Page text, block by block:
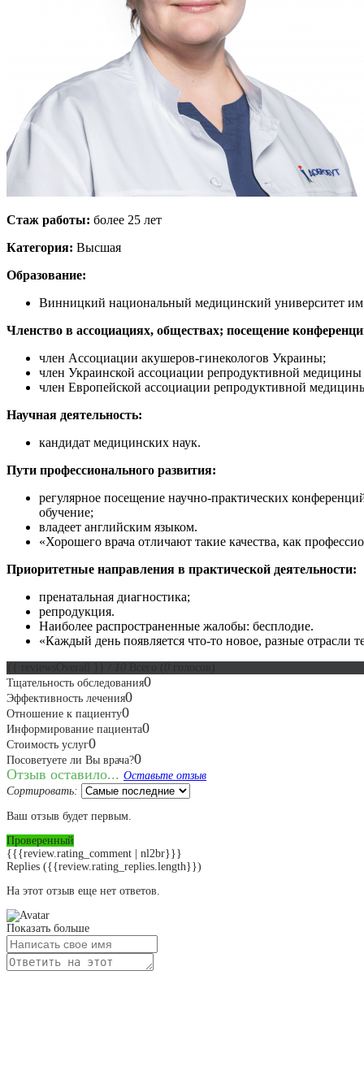
Стаж работы: более 25 лет
Категория: Высшая
Образование:
Винницкий национальный медицинский университет
Членство в ассоциациях, обществах; посещение
член Ассоциации акушеров-гинекологов Украины;
член Украинской ассоциации репродуктивной
член Европейской ассоциации репродуктивной
Научная деятельность:
кандидат медицинских наук.
Пути профессионального развития:
регулярное посещение научно-практических
обучение;
владеет английским языком.
«Хорошего врача отличают такие качества, как
Приоритетные направления в практической деятельности:
пренатальная диагностика;
репродукция.
Наиболее распространенные жалобы: бесплодие.
«Каждый день появляется что-то новое, разные
Тщательность обследования0
Эффективность лечения0
Отношение к пациенту0
Информирование пациента0
Стоимость услуг0
Посоветуете ли Вы врача?0
Отзыв оставило... Оставьте отзыв
Сортировать:
Ваш отзыв будет первым.
Проверенный
{{{review.rating_comment | nl2br}}}
Replies ({{review.rating_replies.length}})
На этот отзыв еще нет ответов.
Показать больше